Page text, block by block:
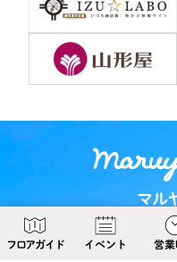
フロアガイド イベント 営業
マル
〒892-0826 鹿